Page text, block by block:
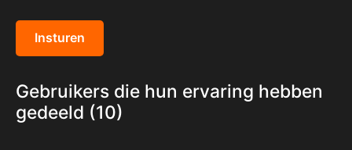
Insturen
Gebruikers die hun ervaring hebben
gedeeld (10)